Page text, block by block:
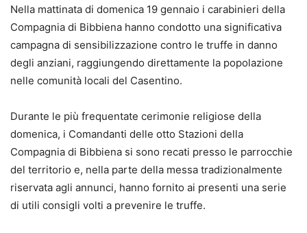
Nella mattinata di domenica 19 gennaio i carabinieri della
Compagnia di Bibbiena hanno condotto una significativa
campagna di sensibilizzazione contro le truffe in danno
degli anziani, raggiungendo direttamente la popolazione
nelle comunità locali del Casentino.
Durante le più frequentate cerimonie religiose della
domenica, i Comandanti delle otto Stazioni della
Compagnia di Bibbiena si sono recati presso le parrocchie
del territorio e, nella parte della messa tradizionalmente
riservata agli annunci, hanno fornito ai presenti una serie
di utili consigli volti a prevenire le truffe.